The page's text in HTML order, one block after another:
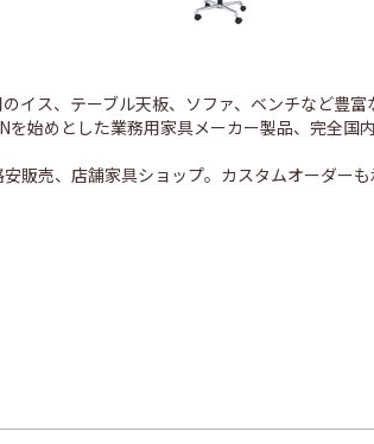
イス、テーブル天板、ソファ、ベンチなど豊富
を始めとした業務用家具メーカー製品、完全国
販売、店舗家具ショップ。カスタムオーダーも